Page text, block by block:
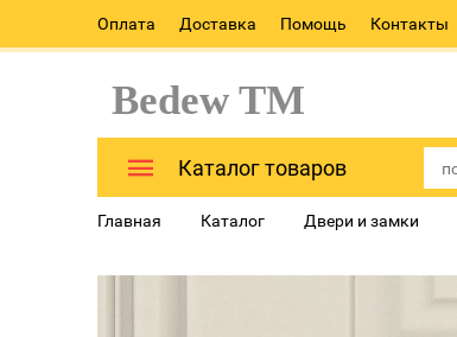
Оплата Доставка Помощь Контакты
Bedew TM
Каталог товаров
Главная Каталог Двери и замки